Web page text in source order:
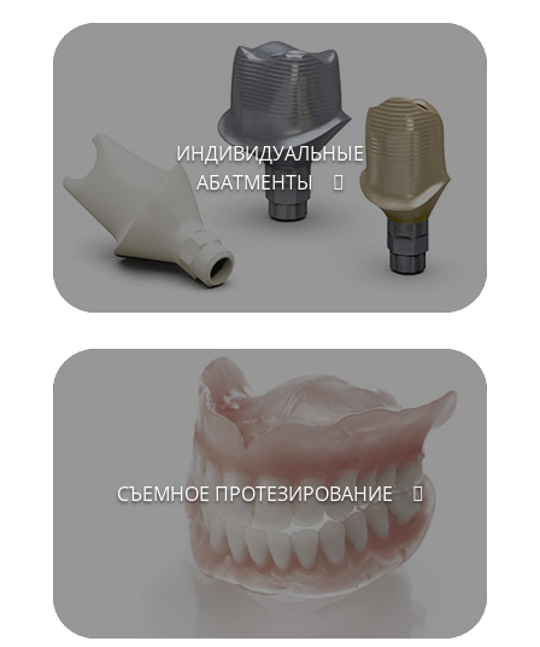
ИНДИВИДУАЛЬНЫЕ
АБАТМЕНТЫ
СЪЕМНОЕ ПРОТЕЗИРОВАНИЕ